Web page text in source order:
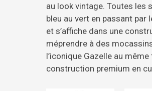
au look vintage. Toutes
bleu au vert en passant par
et s’affiche dans une
méprendre à des
l’iconique Gazelle au
construction premium en